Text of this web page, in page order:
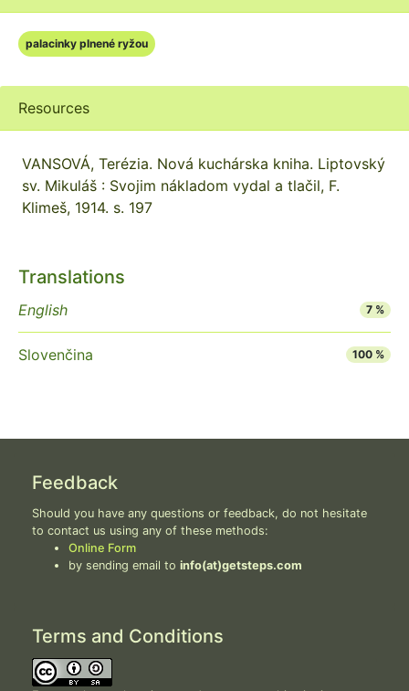
palacinky plnené ryžou
Resources
VANSOVÁ, Terézia. Nová kuchárska kniha. Liptovský
sv. Mikuláš : Svojim nákladom vydal a tlačil, F.
Klimeš, 1914. s. 197
Translations
English 7 %
Slovenčina 100 %
Feedback
Should you have any questions or feedback, do not hesitate
to contact us using any of these methods:
Online Form
by sending email to info(at)getsteps.com
Terms and Conditions